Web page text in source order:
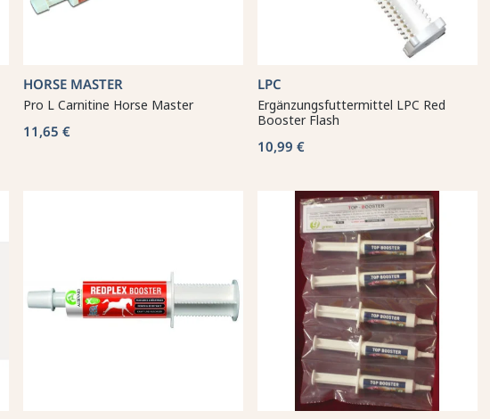
HORSE MASTER
Pro L Carnitine Horse Master
11,65 €
LPC
Ergänzungsfuttermittel LPC Red
Booster Flash
10,99 €